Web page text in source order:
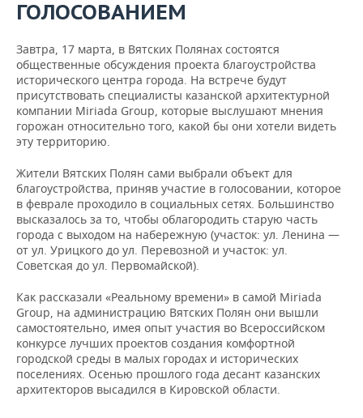
КИБЕРСПОРТ
ФИГУРНОЕ КАТАНИЕ
ВОДНЫЕ ВИДЫ СПОРТА
ХОККЕЙ С МЯЧОМ
КУЛЬТУРА
МЕДИЦИНА
ОБРАЗОВАНИЕ
ПРОИСШЕСТВИЯ
СПИСОК КОМПАНИЙ
ГОЛОСОВАНИЕМ
Завтра, 17 марта, в Вятских Полянах состоятся
общественные обсуждения проекта благоустройства
исторического центра города. На встрече будут
присутствовать специалисты казанской архитектурной
компании Miriada Group, которые выслушают мнения
горожан относительно того, какой бы они хотели видеть
эту территорию.
Жители Вятских Полян сами выбрали объект для
благоустройства, приняв участие в голосовании, которое
в феврале проходило в социальных сетях. Большинство
высказалось за то, чтобы облагородить старую часть
города с выходом на набережную (участок: ул. Ленина —
от ул. Урицкого до ул. Перевозной и участок: ул.
Советская до ул. Первомайской).
Как рассказали «Реальному времени» в самой Miriada
Group, на администрацию Вятских Полян они вышли
самостоятельно, имея опыт участия во Всероссийском
конкурсе лучших проектов создания комфортной
городской среды в малых городах и исторических
поселениях. Осенью прошлого года десант казанских
архитекторов высадился в Кировской области.